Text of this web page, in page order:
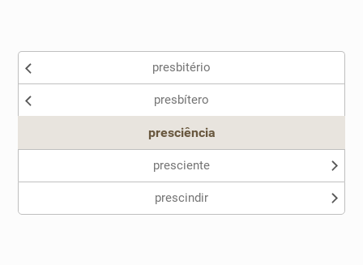
Nenhum dos sinônimos apresentados me ajudou
presbitério
presbítero
presciência
presciente
prescindir